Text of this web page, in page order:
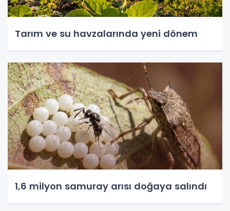
Tarım ve su havzalarında yeni dönem
1,6 milyon samuray arısı doğaya salındı